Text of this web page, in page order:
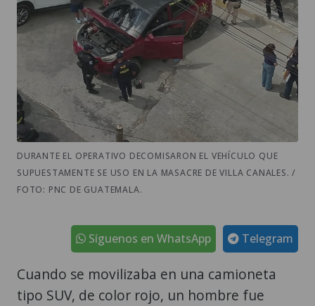
DURANTE EL OPERATIVO DECOMISARON EL VEHÍCULO QUE
SUPUESTAMENTE SE USO EN LA MASACRE DE VILLA CANALES. /
FOTO: PNC DE GUATEMALA.
Telegram
Síguenos en WhatsApp
Cuando se movilizaba en una camioneta
tipo SUV, de color rojo, un hombre fue